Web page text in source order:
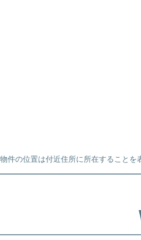
件の位置は付近住所に所在することを